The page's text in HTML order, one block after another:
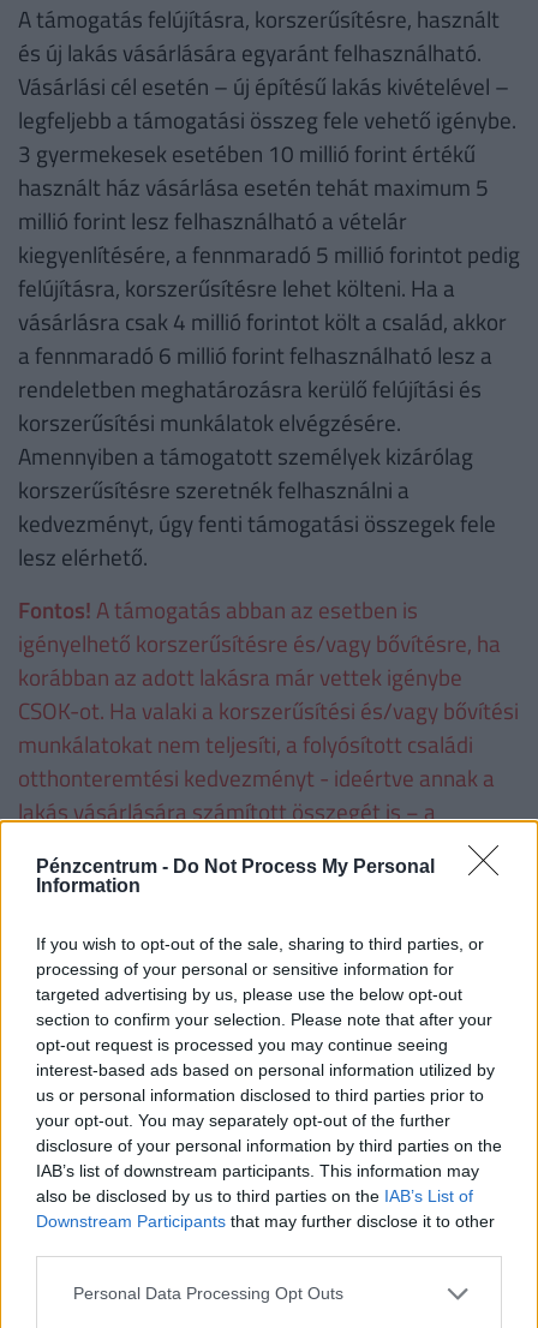
Pénzcentrum - Do Not Process My Personal
Information
If you wish to opt-out of the sale, sharing to third parties, or
processing of your personal or sensitive information for
targeted advertising by us, please use the below opt-out
section to confirm your selection. Please note that after your
opt-out request is processed you may continue seeing
interest-based ads based on personal information utilized by
us or personal information disclosed to third parties prior to
your opt-out. You may separately opt-out of the further
disclosure of your personal information by third parties on the
IAB’s list of downstream participants. This information may
also be disclosed by us to third parties on the IAB’s List of
Downstream Participants that may further disclose it to other
Personal Data Processing Opt Outs
A támogatás felújításra, korszerűsítésre, használt
és új lakás vásárlására egyaránt felhasználható.
Vásárlási cél esetén – új építésű lakás kivételével –
legfeljebb a támogatási összeg fele vehető igénybe.
3 gyermekesek esetében 10 millió forint értékű
használt ház vásárlása esetén tehát maximum 5
millió forint lesz felhasználható a vételár
kiegyenlítésére, a fennmaradó 5 millió forintot pedig
felújításra, korszerűsítésre lehet költeni. Ha a
vásárlásra csak 4 millió forintot költ a család, akkor
a fennmaradó 6 millió forint felhasználható lesz a
rendeletben meghatározásra kerülő felújítási és
korszerűsítési munkálatok elvégzésére.
Amennyiben a támogatott személyek kizárólag
korszerűsítésre szeretnék felhasználni a
kedvezményt, úgy fenti támogatási összegek fele
lesz elérhető.
Fontos! A támogatás abban az esetben is
igényelhető korszerűsítésre és/vagy bővítésre, ha
korábban az adott lakásra már vettek igénybe
CSOK-ot. Ha valaki a korszerűsítési és/vagy bővítési
munkálatokat nem teljesíti, a folyósított családi
otthonteremtési kedvezményt - ideértve annak a
lakás vásárlására számított összegét is − a
késedelmi kamattal növelten köteles visszafizetni.
Családtámogatások 2019. július 1-től(millió
forint, vastag betűvel az újdonságok)
1
gyermek
2
gyermek
gyermek
VISSZA NEM TÉRÍTENDŐ TÁMOGATÁS
CSOK új építésű
0,6 2,6
CSOK használt ingatlan
0,6 2,2